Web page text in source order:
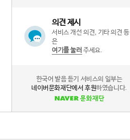
의견 제시
서비스 개선 의견, 기타 의견 등
은
여기를 눌러 주세요.
한국어 발음 듣기 서비스의 일부는
네이버문화재단에서 후원하였습니다.